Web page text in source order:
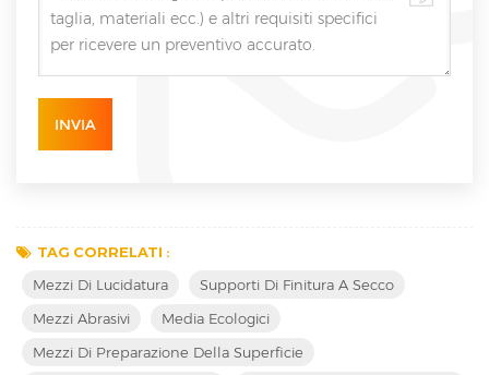
TAG CORRELATI :
Mezzi Di Lucidatura
Supporti Di Finitura A Secco
Mezzi Abrasivi
Media Ecologici
Mezzi Di Preparazione Della Superficie